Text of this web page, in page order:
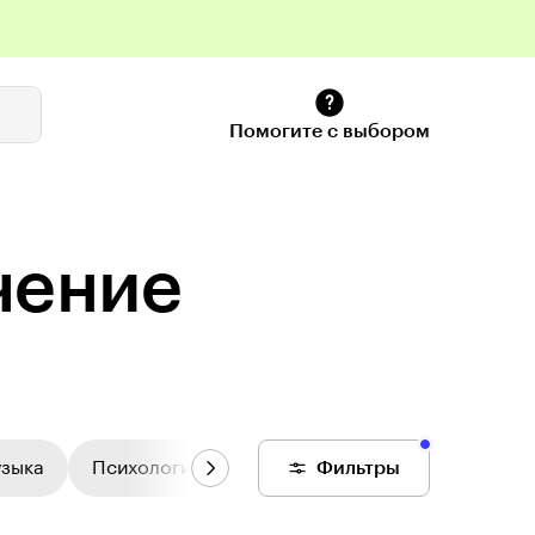
Помогите с выбором
Фильтры
Психология Цифровой колледж